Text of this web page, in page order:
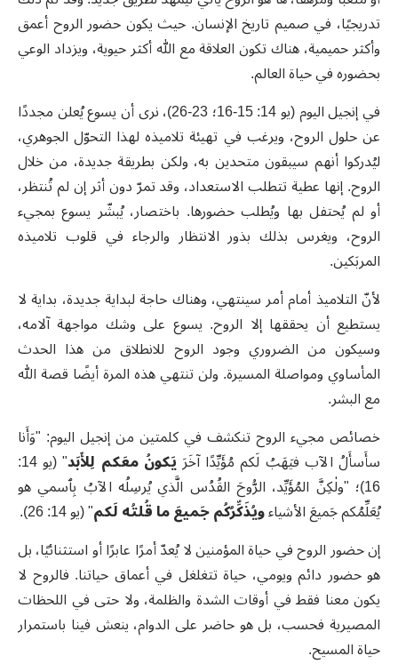
تدريجيًا، في صميم تاريخ الإنسان. حيث يكون حضور الروح أعمق
وأكثر حميمية، هناك تكون العلاقة مع الله أكثر حيوية، ويزداد الوعي
بحضوره في حياة العالم.
في إنجيل اليوم (يو 14: 15-16؛ 23-26)، نرى أن يسوع يُعلن مجددًا
عن حلول الروح، ويرغب في تهيئة تلاميذه لهذا التحوّل الجوهري،
ليُدركوا أنهم سيبقون متحدين به، ولكن بطريقة جديدة، من خلال
الروح. إنها عطية تتطلب الاستعداد، وقد تمرّ دون أثر إن لم تُنتظر،
أو لم يُحتفل بها ويُطلب حضورها. باختصار، يُبشّر يسوع بمجيء
الروح، ويغرس بذلك بذور الانتظار والرجاء في قلوب تلاميذه
المربَكين.
لأنّ التلاميذ أمام أمر سينتهي، وهناك حاجة لبداية جديدة، بداية لا
يستطيع أن يحققها إلا الروح. يسوع على وشك مواجهة آلامه،
وسيكون من الضروري وجود الروح للانطلاق من هذا الحدث
المأساوي ومواصلة المسيرة. ولن تنتهي هذه المرة أيضًا قصة الله
مع البشر.
خصائص مجيء الروح تنكشف في كلمتين من إنجيل اليوم: "وَأَنا
سأَسأَلُ الآب فيَهَبُ لَكم مُؤَيِّدًا آخَرَيَكونُ معَكم لِلأَبَد
" (يو 14:
16)؛ "ولٰكِنَّ المُؤَيِّد، الرُّوحَ القُدُس الَّذي يُرسِلُه الآبُ بِٱسمي هو
يُعَلِّمُكم جَميعَ الأشياءويُذَكِّرُكُم جَميعَ ما قُلتُه لَكم" (يو 14: 26).
إن حضور الروح في حياة المؤمنين لا يُعدّ أمرًا عابرًا أو استثنائيًا، بل
هو حضور دائم ويومي، حياة تتغلغل في أعماق حياتنا. فالروح لا
يكون معنا فقط في أوقات الشدة والظلمة، ولا حتى في اللحظات
المصيرية فحسب، بل هو حاضر على الدوام، ينعش فينا باستمرار
حياة المسيح.